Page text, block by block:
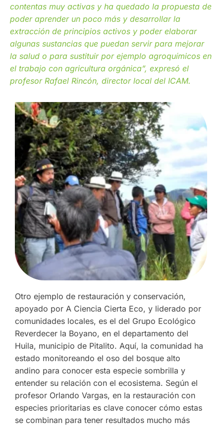
contentas muy activas y ha quedado la propuesta de
poder aprender un poco más y desarrollar la
extracción de principios activos y poder elaborar
algunas sustancias que puedan servir para mejorar
la salud o para sustituir por ejemplo agroquímicos en
el trabajo con agricultura orgánica”, expresó el
profesor Rafael Rincón, director local del ICAM.
Otro ejemplo de restauración y conservación,
apoyado por A Ciencia Cierta Eco, y liderado por
comunidades locales, es el del Grupo Ecológico
Reverdecer la Boyano, en el departamento del
Huila, municipio de Pitalito. Aquí, la comunidad ha
estado monitoreando el oso del bosque alto
andino para conocer esta especie sombrilla y
entender su relación con el ecosistema. Según el
profesor Orlando Vargas, en la restauración con
especies prioritarias es clave conocer cómo estas
se combinan para tener resultados mucho más